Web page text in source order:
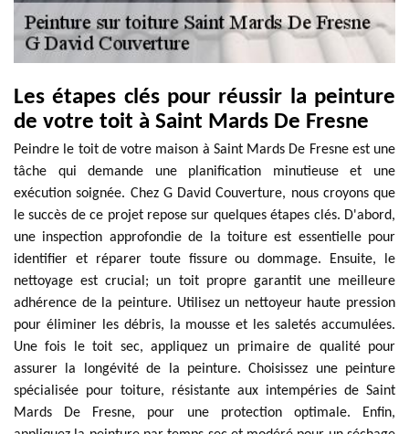
Les étapes clés pour réussir la peinture
de votre toit à Saint Mards De Fresne
Peindre le toit de votre maison à Saint Mards De Fresne est une
tâche qui demande une planification minutieuse et une
exécution soignée. Chez G David Couverture, nous croyons que
le succès de ce projet repose sur quelques étapes clés. D'abord,
une inspection approfondie de la toiture est essentielle pour
identifier et réparer toute fissure ou dommage. Ensuite, le
nettoyage est crucial; un toit propre garantit une meilleure
adhérence de la peinture. Utilisez un nettoyeur haute pression
pour éliminer les débris, la mousse et les saletés accumulées.
Une fois le toit sec, appliquez un primaire de qualité pour
assurer la longévité de la peinture. Choisissez une peinture
spécialisée pour toiture, résistante aux intempéries de Saint
Mards De Fresne, pour une protection optimale. Enfin,